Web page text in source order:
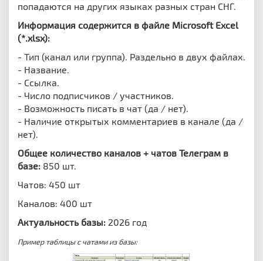
попадаются на других языках разных стран СНГ.
Информация содержится в файле Microsoft Excel
(*.xlsx):
- Тип (канал или группа). Раздельно в двух файлах.
- Название.
- Ссылка.
- Число подписчиков / участников.
- Возможность писать в чат (да / нет).
- Наличие открытых комментариев в канале (да /
нет).
Общее количество каналов + чатов Телеграм в
базе: 850 шт.
Чатов: 450 шт
Каналов: 400 шт
Актуальность базы: 2026 год
Пример таблицы с чатами из базы: